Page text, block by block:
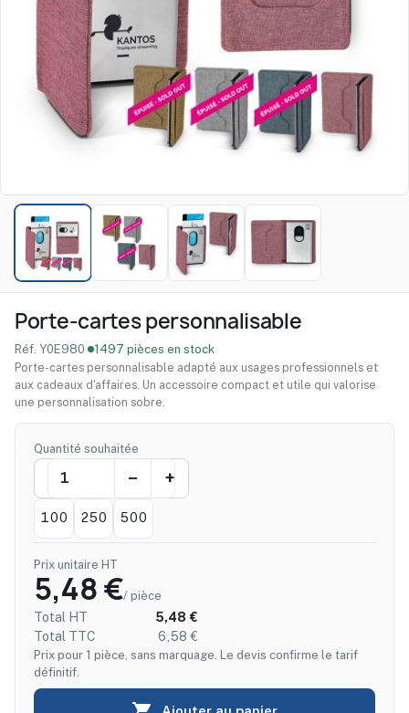
Porte-cartes personnalisable
Réf. Y0E980· 1497 pièces en stock
Porte-cartes personnalisable adapté aux usages professionnels et
aux cadeaux d'affaires. Un accessoire compact et utile qui valorise
une personnalisation sobre.
Quantité souhaitée
100 250 500
Prix unitaire HT
5,48 €/ pièce
Total HT
5,48 €
Total TTC
6,58 €
Prix pour 1 pièce, sans marquage. Le devis confirme le tarif
définitif.